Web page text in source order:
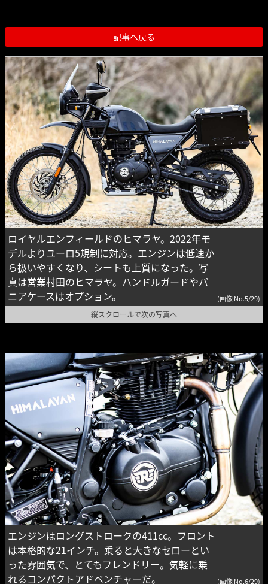
記事へ戻る
ロイヤルエンフィールドのヒマラヤ。2022年モ
デルよりユーロ5規制に対応。エンジンは低速か
ら扱いやすくなり、シートも上質になった。写
真は営業村田のヒマラヤ。ハンドルガードやパ
ニアケースはオプション。
(画像 No.5/29)
縦スクロールで次の写真へ
エンジンはロングストロークの411cc。フロント
は本格的な21インチ。乗ると大きなセローとい
った雰囲気で、とてもフレンドリー。気軽に乗
れるコンパクトアドベンチャーだ。
(画像 No.6/29)